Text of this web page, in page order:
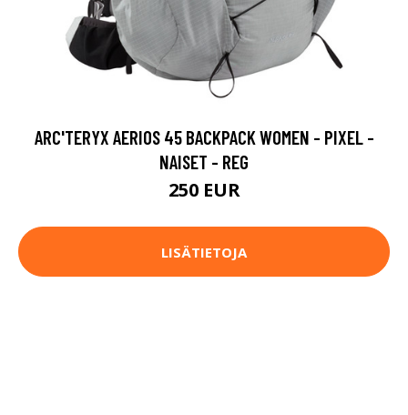
ARC'TERYX AERIOS 45 BACKPACK WOMEN - PIXEL -
NAISET - REG
250 EUR
LISÄTIETOJA